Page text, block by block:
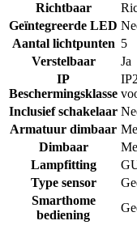
Richtbaar
Geïntegreerde LED
Aantal lichtpunten 5
Verstelbaar
Ja
IP
Beschermingsklasse
Inclusief schakelaar
Armatuur dimbaar
Dimbaar
Lampfitting
Type sensor
Smarthome
bediening